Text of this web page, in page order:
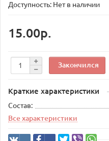
Доступность: Нет в наличии
15.00р.
Закончился
Краткие характеристики
Состав:
Все характеристики